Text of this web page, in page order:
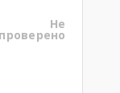
Не
проверено